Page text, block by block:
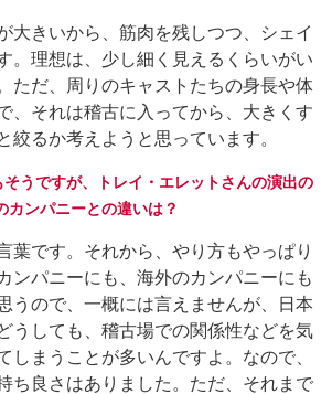
大きいから、筋肉を残しつつ、シェイ
。理想は、少し細く見えるくらいがい
ただ、周りのキャストたちの身長や体
、それは稽古に入ってから、大きくす
絞るか考えようと思っています。
そうですが、トレイ・エレットさんの演出の
カンパニーとの違いは？
です。それから、やり方もやっぱり
ンパニーにも、海外のカンパニーにも
うので、一概には言えませんが、日本
うしても、稽古場での関係性などを気
しまうことが多いんですよ。なので、
ち良さはありました。ただ、それまで